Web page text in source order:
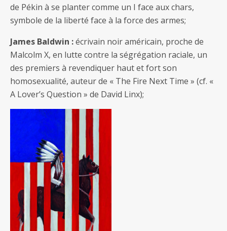
de Pékin à se planter comme un I face aux chars,
symbole de la liberté face à la force des armes;
James Baldwin :écrivain noir américain, proche de
Malcolm X, en lutte contre la ségrégation raciale, un
des premiers à revendiquer haut et fort son
homosexualité, auteur de « The Fire Next Time » (cf. «
A Lover’s Question » de David Linx);